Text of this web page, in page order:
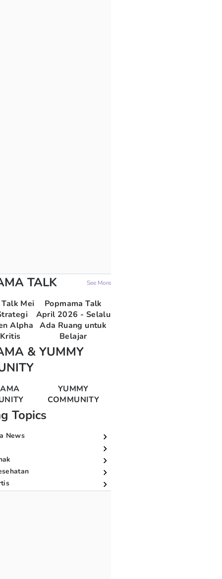
TALK See More
Mei
Alpha
Popmama Talk
April 2026 - Selalu
Ada Ruang untuk
Belajar
& YUMMY
YUMMY
COMMUNITY
Topics
News